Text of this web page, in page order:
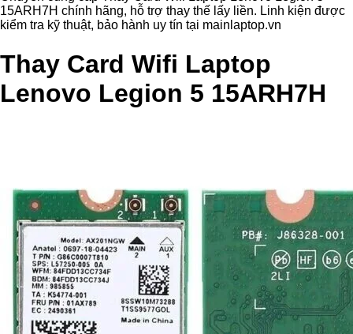
15ARH7H chính hãng, hỗ trợ thay thế lấy liền. Linh kiện được
kiểm tra kỹ thuật, bảo hành uy tín tại mainlaptop.vn
Thay Card Wifi Laptop
Lenovo Legion 5 15ARH7H